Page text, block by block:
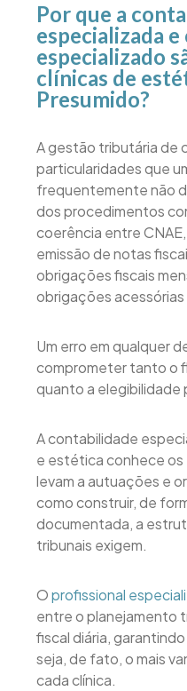
Por que a
especializada
especializado
clínicas de
Presumido?
A gestão tributária de
particularidades que
frequentemente não
dos procedimentos
coerência entre
emissão de notas
obrigações fiscais
obrigações acessórias
Um erro em qualquer
comprometer tanto o
quanto a elegibilidade
A contabilidade
e estética conhece os
levam a autuações e
como construir, de
documentada, a
tribunais exigem.
Oprofissional
entre o planejamento
fiscal diária,
seja, de fato, o mais
cada clínica.